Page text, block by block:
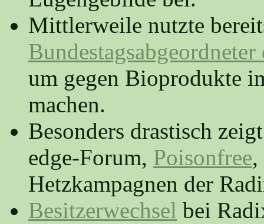
Mittlerweile nutzte
um gegen Bioprodukte
machen.
Besonders drastisch
edge-Forum, Poisonfree,
Hetzkampagnen der
Besitzerwechsel bei